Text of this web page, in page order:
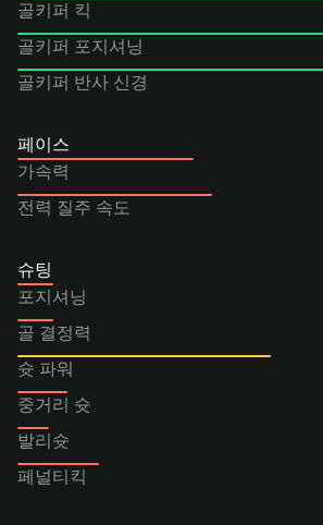
골키퍼 킥
골키퍼 포지셔닝
골키퍼 반사 신경
페이스
가속력
전력 질주 속도
슈팅
포지셔닝
골 결정력
슛 파워
중거리 슛
발리슛
페널티킥